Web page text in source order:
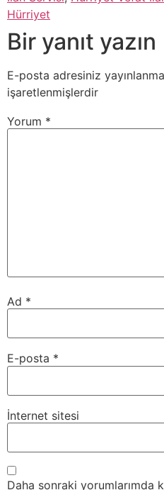
Hürriyet
Bir yanıt yazın
E-posta adresiniz
işaretlenmişlerdir
Yorum *
Ad *
E-posta *
İnternet sitesi
Daha sonraki yorumlarımda